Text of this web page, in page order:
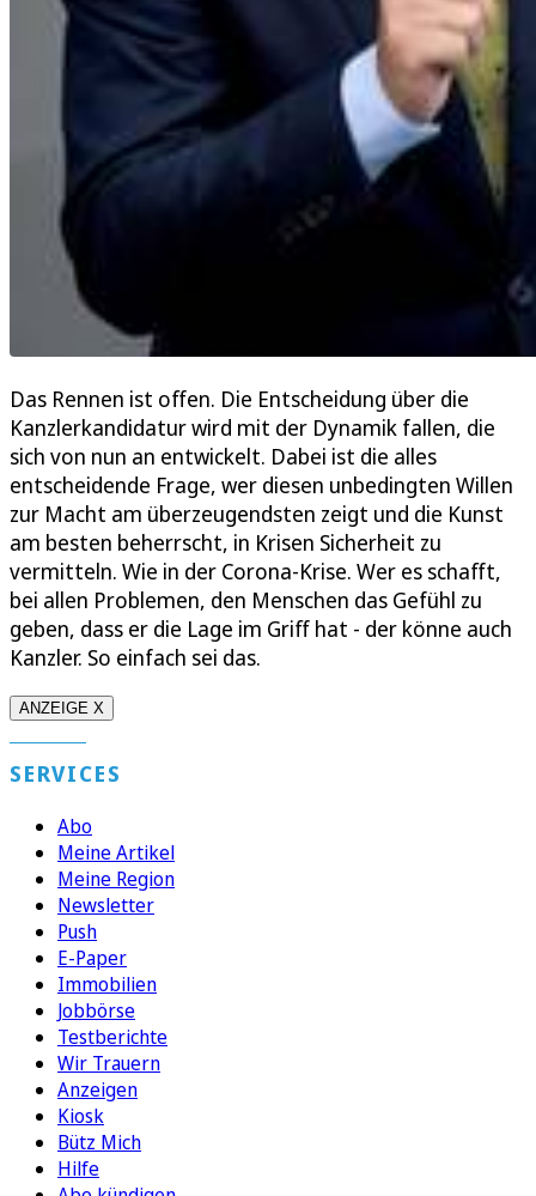
Das Rennen ist offen. Die Entscheidung über die
Kanzlerkandidatur wird mit der Dynamik fallen, die
sich von nun an entwickelt. Dabei ist die alles
entscheidende Frage, wer diesen unbedingten Willen
zur Macht am überzeugendsten zeigt und die Kunst
am besten beherrscht, in Krisen Sicherheit zu
vermitteln. Wie in der Corona-Krise. Wer es schafft,
bei allen Problemen, den Menschen das Gefühl zu
geben, dass er die Lage im Griff hat - der könne auch
Kanzler. So einfach sei das.
ANZEIGE X
SERVICES
Abo
Meine Artikel
Meine Region
Newsletter
Push
E-Paper
Immobilien
Jobbörse
Testberichte
Wir Trauern
Anzeigen
Kiosk
Bütz Mich
Hilfe